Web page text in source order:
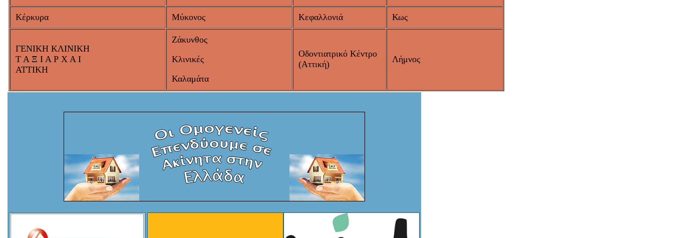
Κέρκυρα Μύκονος Κεφαλλονιά Κως
ΓENIKH ΚΛΙΝΙΚΗ
Τ Α Ξ Ι Α Ρ Χ Α Ι
ΑΤΤΙΚΗ
Ζάκυνθος
Κλινικές
Καλαμάτα
Οδοντιατρικό Κέντρο
(Αττική)
Λήμνος